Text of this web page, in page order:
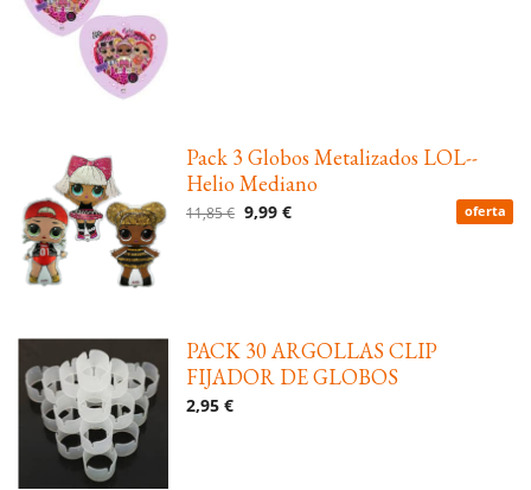
Pack 3 Globos Metalizados LOL--
Helio Mediano
11,85 € 9,99 € oferta
PACK 30 ARGOLLAS CLIP
FIJADOR DE GLOBOS
2,95 €